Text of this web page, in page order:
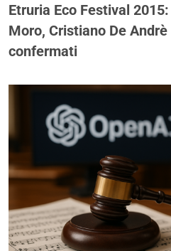
Etruria Eco Festival
Moro, Cristiano De
confermati